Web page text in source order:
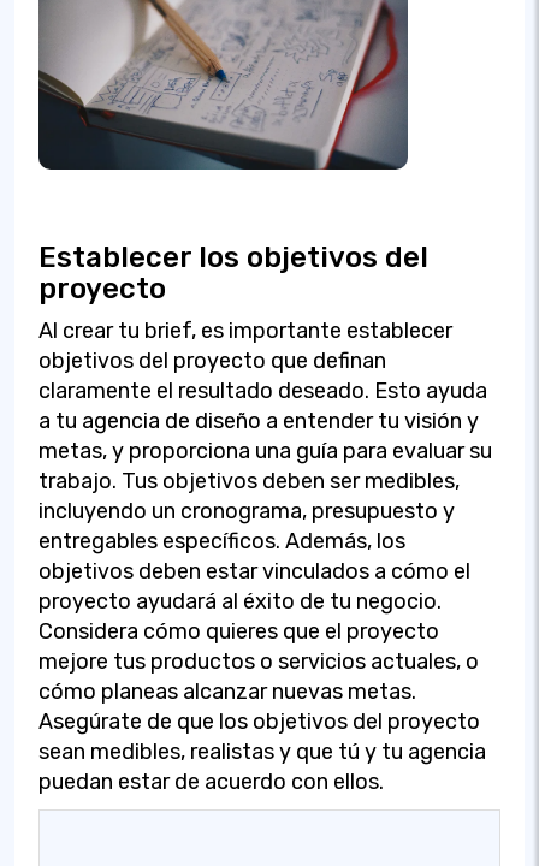
Establecer los objetivos del
proyecto
Al crear tu brief, es importante establecer
objetivos del proyecto que definan
claramente el resultado deseado. Esto ayuda
a tu agencia de diseño a entender tu visión y
metas, y proporciona una guía para evaluar su
trabajo. Tus objetivos deben ser medibles,
incluyendo un cronograma, presupuesto y
entregables específicos. Además, los
objetivos deben estar vinculados a cómo el
proyecto ayudará al éxito de tu negocio.
Considera cómo quieres que el proyecto
mejore tus productos o servicios actuales, o
cómo planeas alcanzar nuevas metas.
Asegúrate de que los objetivos del proyecto
sean medibles, realistas y que tú y tu agencia
puedan estar de acuerdo con ellos.